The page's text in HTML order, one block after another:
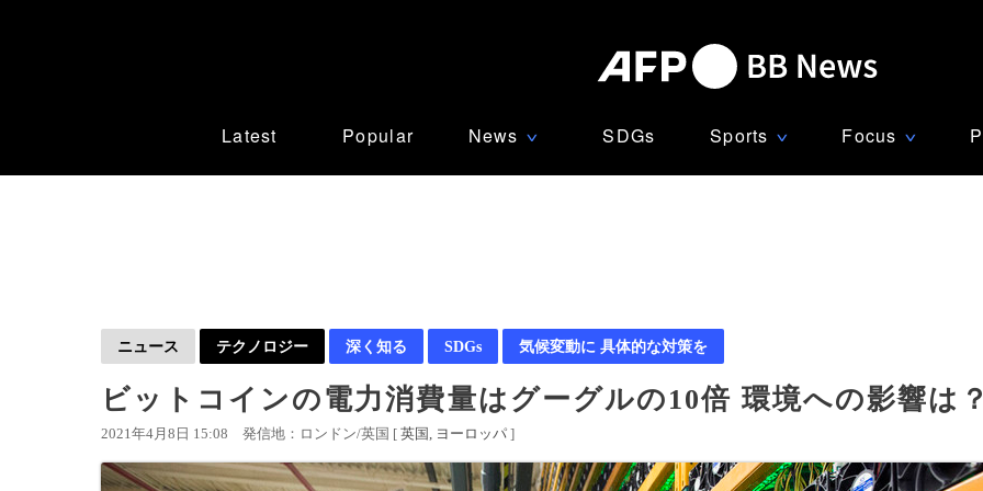
Latest Popular News ∨ SDGs Sports ∨ Focus ∨
ニュース テクノロジー 深く知る SDGs 気候変動に 具体的な対策を
ビットコインの電力消費量はグーグルの10倍 環境への影響は
2021年4月8日 15:08 発信地：ロンドン/英国 [ 英国 ヨーロッパ ]